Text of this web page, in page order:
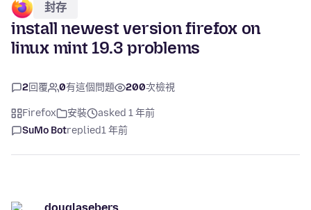
封存
install newest version firefox on
linux mint 19.3 problems
2回覆 0有這個問題 200次檢視
Firefox 安裝
asked 1 年前
SuMo Botreplied1 年前